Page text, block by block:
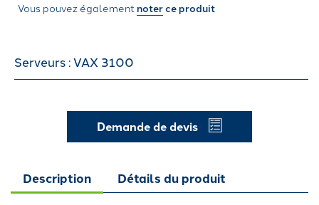
Vous pouvez également noterce produit
Serveurs : VAX 3100
Demande de devis
Description Détails du produit